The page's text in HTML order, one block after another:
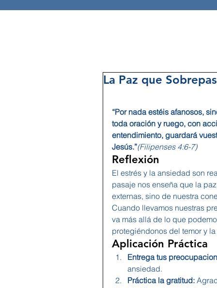
La Paz que
“Por nada estéis afanosos,
toda oración y ruego, con
entendimiento, guardará
Jesús.”(Filipenses 4:6-7)
Reflexión
El estrés y la ansiedad son
pasaje nos enseña que la
externas, sino de nuestra
Cuando llevamos nuestras
va más allá de lo que
protegiéndonos del temor y
Aplicación Práctica
Entrega tus
ansiedad.
Práctica la gratitud: